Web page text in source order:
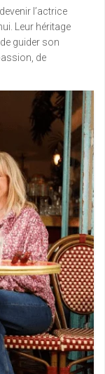
l’actrice
Leur héritage
guider son
de